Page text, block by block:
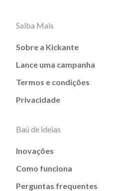
Saiba Mais
Sobre a Kickante
Lance uma campanha
Termos e condições
Privacidade
Baú de ideias
Inovações
Como funciona
Perguntas frequentes